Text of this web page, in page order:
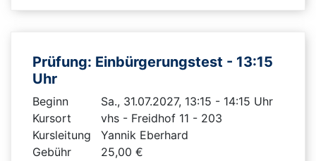
Prüfung: Einbürgerungstest - 13:15
Uhr
Beginn
Sa., 31.07.2027, 13:15 - 14:15 Uhr
Kursort
vhs - Freidhof 11 - 203
Kursleitung
Yannik Eberhard
Gebühr
25,00 €